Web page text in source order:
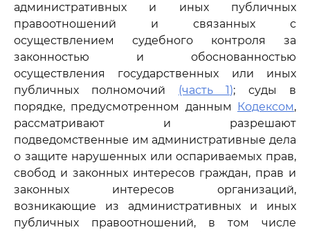
административных и иных публичных
правоотношений и связанных с
осуществлением судебного контроля за
законностью и обоснованностью
осуществления государственных или иных
публичных полномочий (часть 1); суды в
порядке, предусмотренном данным
Кодексом,
рассматривают и разрешают
подведомственные им административные дела
о защите нарушенных или оспариваемых прав,
свобод и законных интересов граждан, прав и
законных интересов организаций,
возникающие из административных и иных
публичных правоотношений, в том числе